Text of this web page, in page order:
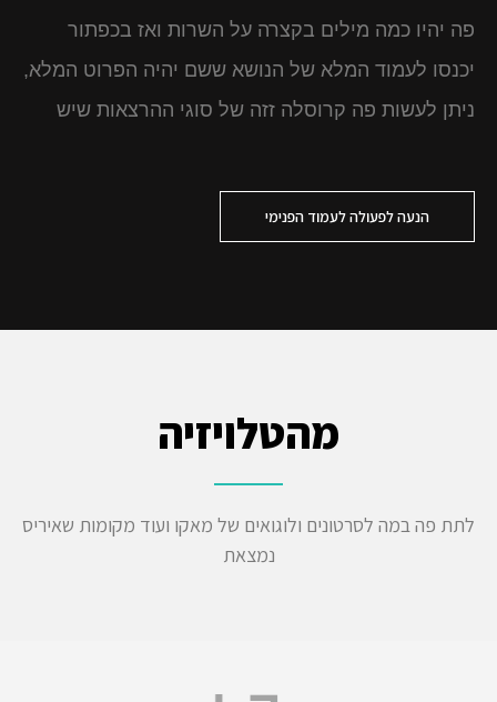
פה יהיו כמה מילים בקצרה על השרות ואז בכפתור
יכנסו לעמוד המלא של הנושא ששם יהיה הפרוט המלא,
ניתן לעשות פה קרוסלה זזה של סוגי ההרצאות שיש
הנעה לפעולה לעמוד הפנימי
מהטלויזיה
לתת פה במה לסרטונים ולוגואים של מאקו ועוד מקומות שאיריס
נמצאת